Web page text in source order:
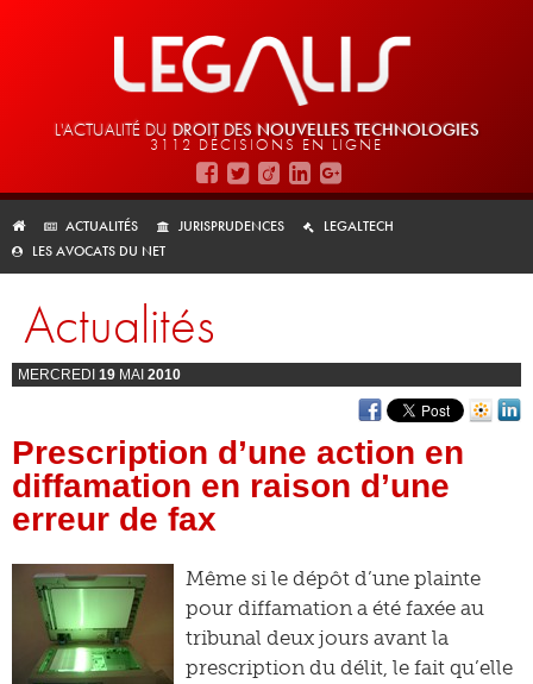
L'ACTUALITÉ DU DROIT DES NOUVELLES TECHNOLOGIES
3112 DÉCISIONS EN LIGNE
ACTUALITÉS JURISPRUDENCES
LEGALTECH
LES AVOCATS DU NET
Actualités
MERCREDI 19 MAI 2010
Prescription d’une action en
diffamation en raison d’une
erreur de fax
Même si le dépôt d’une plainte
pour diffamation a été faxée au
tribunal deux jours avant la
prescription du délit, le fait qu’elle